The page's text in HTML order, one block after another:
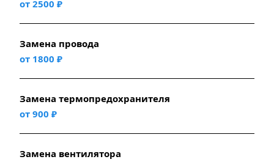
от 2500 ₽
Замена провода
от 1800 ₽
Замена термопредохранителя
от 900 ₽
Замена вентилятора